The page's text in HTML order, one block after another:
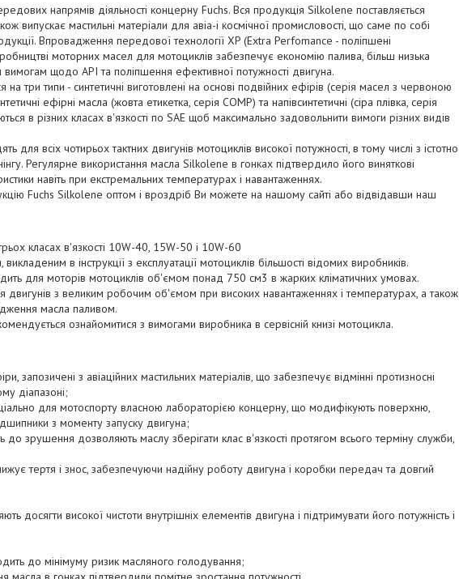
напрямів діяльності концерну Fuchs. Вся продукція Silkolene поставляється
випускає мастильні матеріали для авіа-і космічної промисловості, що саме по собі
Впровадження передової технології XP (Extra Perfomance - поліпшені
моторних масел для мотоциклів забезпечує економію палива, більш низька
вимогам щодо API та поліпшення ефективної потужності двигуна.
три типи - синтетичні виготовлені на основі подвійних ефірів (серія масел з червоною
ефірні масла (жовта етикетка, серія COMP) та напівсинтетичні (сіра плівка, серія
в різних класах в'язкості по SAE щоб максимально задовольнити вимоги різних видів
для всіх чотирьох тактних двигунів мотоциклів високої потужності, в тому числі з істотно
Регулярне використання масла Silkolene в гонках підтвердило його виняткові
навіть при екстремальних температурах і навантаженнях.
Fuchs Silkolene оптом і вроздріб Ви можете на нашому сайті або відвідавши наш
класах в'язкості 10W-40, 15W-50 і 10W-60
в інструкції з експлуатації мотоциклів більшості відомих виробників.
для моторів мотоциклів об'ємом понад 750 см3 в жарких кліматичних умовах.
з великим робочим об'ємом при високих навантаженнях і температурах, а також
масла паливом.
ознайомитися з вимогами виробника в сервісній книзі мотоцикла.
запозичені з авіаційних мастильних матеріалів, що забезпечує відмінні протизносні
діапазоні;
для мотоспорту власною лабораторією концерну, що модифікують поверхню,
з моменту запуску двигуна;
до зрушення дозволяють маслу зберігати клас в'язкості протягом всього терміну служби,
тертя і знос, забезпечуючи надійну роботу двигуна і коробки передач та довгий
досягти високої чистоти внутрішніх елементів двигуна і підтримувати його потужність і
до мінімуму ризик масляного голодування;